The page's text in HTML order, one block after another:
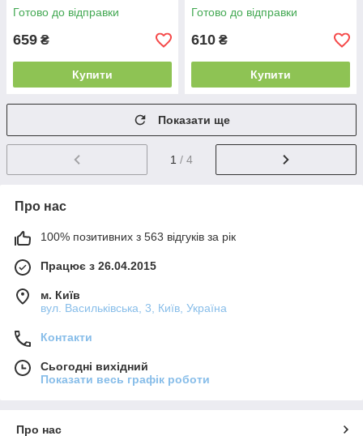
Готово до відправки
659 ₴
Купити
Готово до відправки
610 ₴
Купити
Показати ще
1 / 4
Про нас
100% позитивних з 563 відгуків за рік
Працює з 26.04.2015
м. Київ
вул. Васильківська, 3, Київ, Україна
Контакти
Сьогодні вихідний
Показати весь графік роботи
Про нас